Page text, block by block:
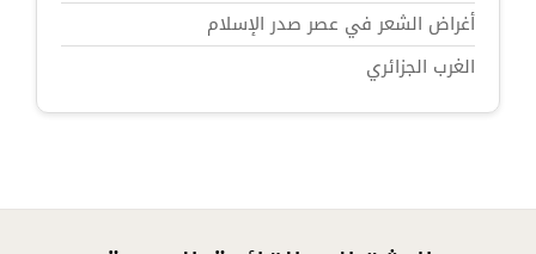
أغراض الشعر في عصر صدر الإسلام
الغرب الجزائري